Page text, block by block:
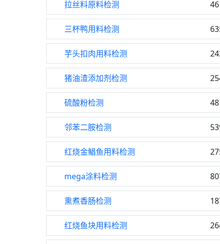
拉丝料原料检测
三杯鸭用料检测
芋头扣肉用料检测
猪油渣添加剂检测
硫酸粉检测
邻苯二胺检测
红烧金鲳鱼用料检测
mega涂料检测
熏煮香肠检测
红烧鱼块用料检测